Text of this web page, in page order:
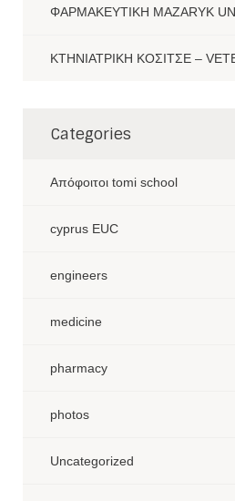
ΦΑΡΜΑΚΕΥΤΙΚΗ MAZARYK
ΚΤΗΝΙΑΤΡΙΚΗ ΚΟΣΙΤΣΕ –
Categories
Aπόφοιτοι tomi school
cyprus EUC
engineers
medicine
pharmacy
photos
Uncategorized